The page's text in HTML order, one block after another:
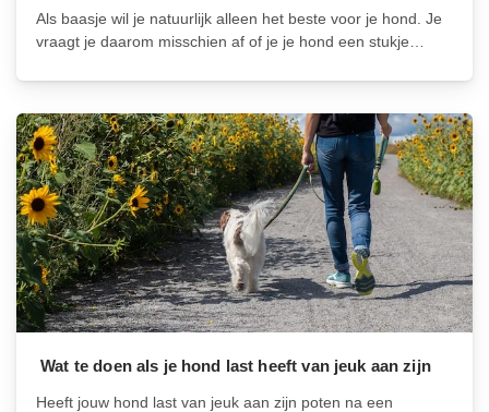
Als baasje wil je natuurlijk alleen het beste voor je hond. Je
vraagt je daarom misschien af of je je hond een stukje
kunnen inderdaad meloen eten en het kan...
Wat te doen als je hond last heeft van jeuk aan zijn
Heeft jouw hond last van jeuk aan zijn poten na een